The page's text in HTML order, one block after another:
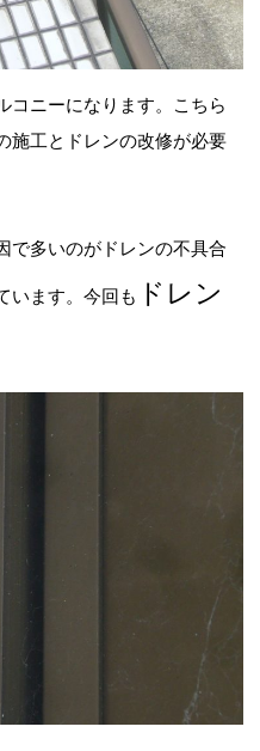
コニーになります。こちら
施工とドレンの改修が必要
で多いのがドレンの不具合
います。今回も ドレン